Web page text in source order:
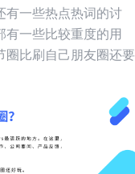
有一些热点热词的讨
有一些比较重度的用
圈比刷自己朋友圈还要